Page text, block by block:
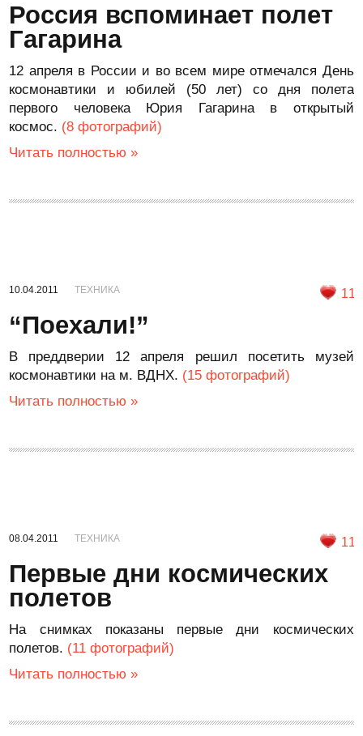
Россия вспоминает полет
Гагарина
12 апреля в России и во всем мире отмечался День
космонавтики и юбилей (50 лет) со дня полета
первого человека Юрия Гагарина в открытый
космос. (8 фотографий)
Читать полностью »
10.04.2011 ТЕХНИКА 11
“Поехали!”
В преддверии 12 апреля решил посетить музей
космонавтики на м. ВДНХ. (15 фотографий)
Читать полностью »
08.04.2011 ТЕХНИКА 11
Первые дни космических
полетов
На снимках показаны первые дни космических
полетов. (11 фотографий)
Читать полностью »